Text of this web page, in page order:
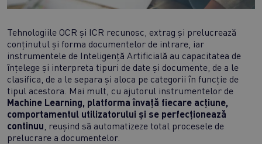
Tehnologiile OCR și ICR recunosc, extrag și prelucrează
conținutul și forma documentelor de intrare, iar
instrumentele de Inteligență Artificială au capacitatea de
înțelege și interpreta tipuri de date și documente, de a le
clasifica, de a le separa și aloca pe categorii în funcție de
tipul acestora. Mai mult, cu ajutorul instrumentelor de
Machine Learning, platforma învață fiecare acțiune,
comportamentul utilizatorului și se perfecționează
continuu, reușind să automatizeze total procesele de
prelucrare a documentelor.